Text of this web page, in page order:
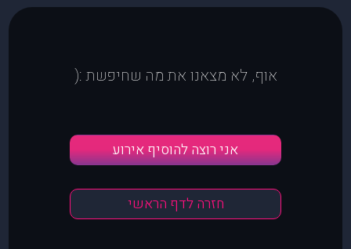
אוף, לא מצאנו את מה שחיפשת :(
אני רוצה להוסיף אירוע
חזרה לדף הראשי